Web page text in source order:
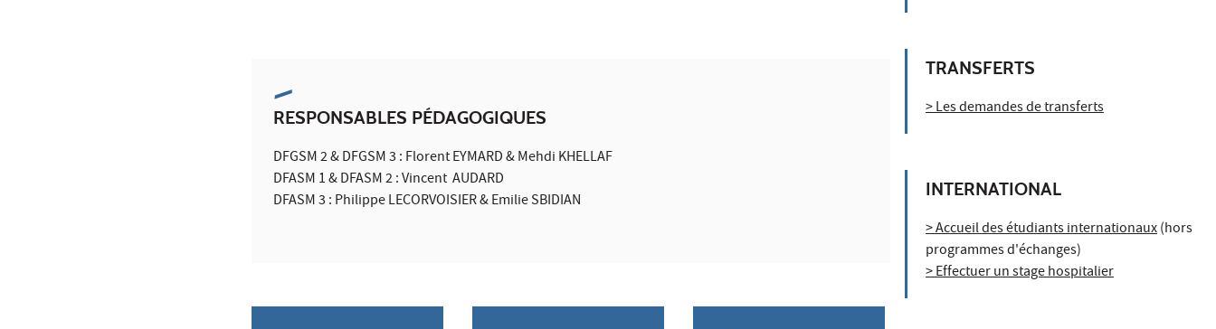
RESPONSABLES PÉDAGOGIQUES
DFGSM 2 & DFGSM 3 : Florent EYMARD & Mehdi KHELLAF
DFASM 1 & DFASM 2 : Vincent AUDARD
DFASM 3 : Philippe LECORVOISIER & Emilie SBIDIAN
TRANSFERTS
> Les demandes de transferts
INTERNATIONAL
> Accueil des étudiants internationaux(hors
programmes d'échanges)
> Effectuer un stage hospitalier